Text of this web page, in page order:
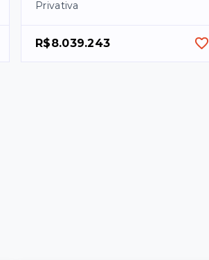
Privativa
R$8.039.243